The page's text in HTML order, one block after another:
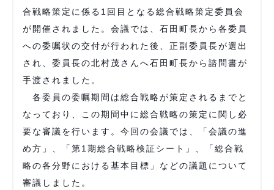
合戦略策定に係る1回目となる総合戦略策定委員会
が開催されました。会議では、石田町長から各委員
への委嘱状の交付が行われた後、正副委員長が選出
され、委員長の北村茂さんへ石田町長から諮問書が
手渡されました。
各委員の委嘱期間は総合戦略が策定されるまでと
なっており、この期間中に総合戦略の策定に関し必
要な審議を行います。今回の会議では、「会議の進
め方」、「第1期総合戦略検証シート」、「総合戦
略の各分野における基本目標」などの議題について
審議しました。